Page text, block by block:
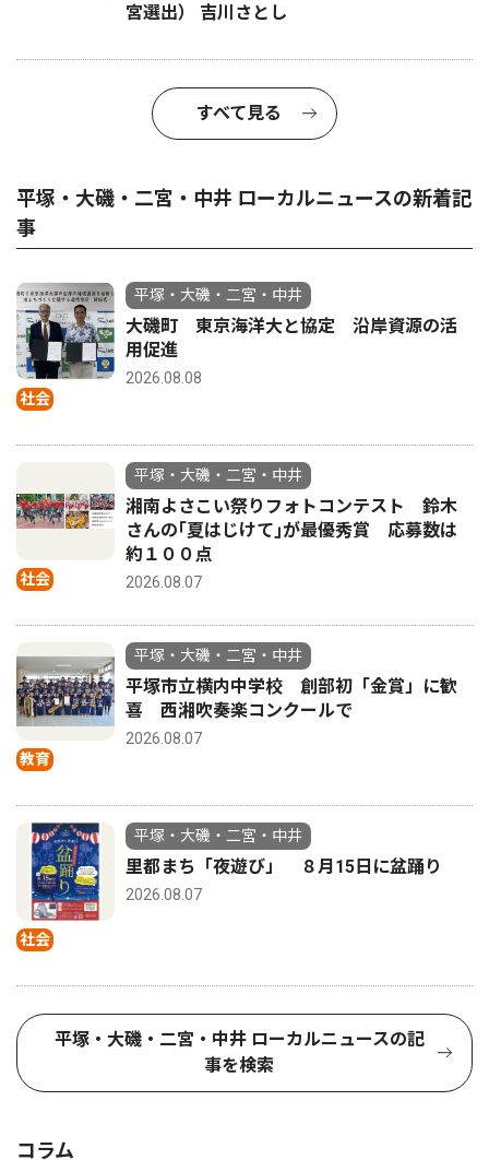
宮選出） 吉川さとし
すべて見る
平塚・大磯・二宮・中井 ローカルニュースの新着記
事
社会
平塚・大磯・二宮・中井
大磯町 東京海洋大と協定 沿岸資源の活
用促進
2026.08.08
社会
平塚・大磯・二宮・中井
湘南よさこい祭りフォトコンテスト 鈴木
さんの｢夏はじけて｣が最優秀賞 応募数は
約１００点
2026.08.07
教育
平塚・大磯・二宮・中井
平塚市立横内中学校 創部初「金賞」に歓
喜 西湘吹奏楽コンクールで
2026.08.07
社会
平塚・大磯・二宮・中井
里都まち「夜遊び」 ８月15日に盆踊り
2026.08.07
平塚・大磯・二宮・中井 ローカルニュースの記
事を検索
コラム